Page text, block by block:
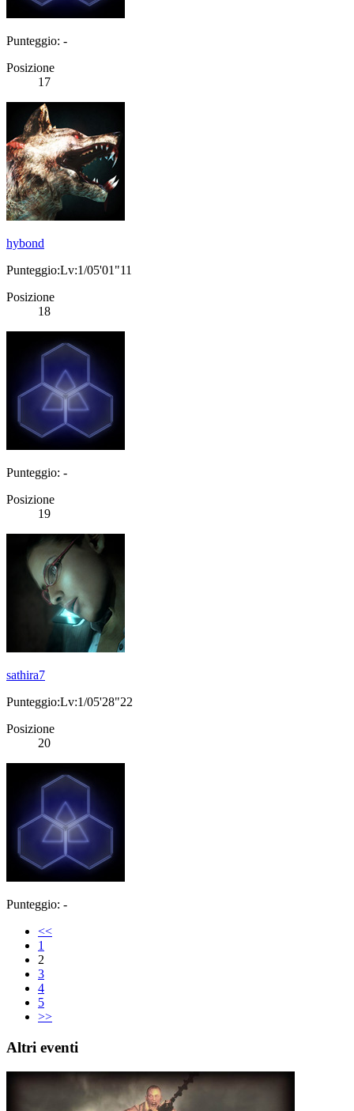
Punteggio: -
Posizione
17
hybond
Punteggio:Lv:1/05'01"11
Posizione
18
Punteggio: -
Posizione
19
sathira7
Punteggio:Lv:1/05'28"22
Posizione
20
Punteggio: -
<<
1
2
3
4
5
>>
Altri eventi